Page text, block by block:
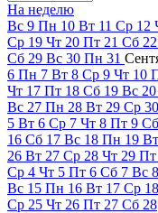
На неделю
Вс 9 Пн 10 Вт 11 Ср 12
Ср 19 Чт 20 Пт 21 Сб 22
Сб 29 Вс 30 Пн 31
6 Пн 7 Вт 8 Ср 9 Чт 10
Чт 17 Пт 18 Сб 19 Вс 20
Вс 27 Пн 28 Вт 29 Ср 30
5 Вт 6 Ср 7 Чт 8 Пт 9 Сб
16 Сб 17 Вс 18 Пн 19 Вт
26 Вт 27 Ср 28 Чт 29 Пт
Ср 4 Чт 5 Пт 6 Сб 7 Вс 8
Вс 15 Пн 16 Вт 17 Ср 18
Ср 25 Чт 26 Пт 27 Сб 28